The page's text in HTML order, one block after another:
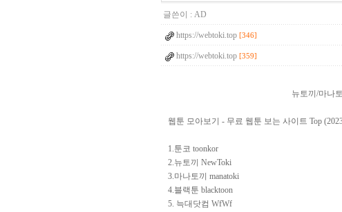
글쓴이 : AD
https://webtoki.top [346]
https://webtoki.top [359]
뉴토끼/마나
웹툰 모아보기 - 무료 웹툰 보는 사이트 Top
1.툰코 toonkor
2.뉴토끼 NewToki
3.마나토끼 manatoki
4.블랙툰 blacktoon
5. 늑대닷컴 WfWf